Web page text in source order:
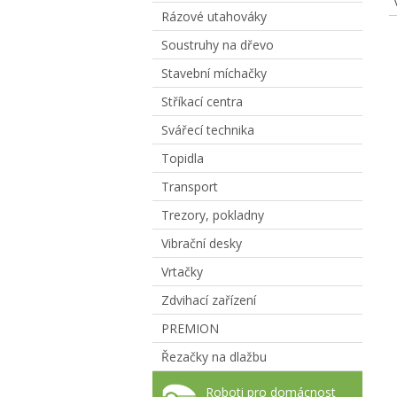
Rázové utahováky
Soustruhy na dřevo
Stavební míchačky
Stříkací centra
Svářecí technika
Topidla
Transport
Trezory, pokladny
Vibrační desky
Vrtačky
Zdvihací zařízení
PREMION
Řezačky na dlažbu
Roboti pro domácnost